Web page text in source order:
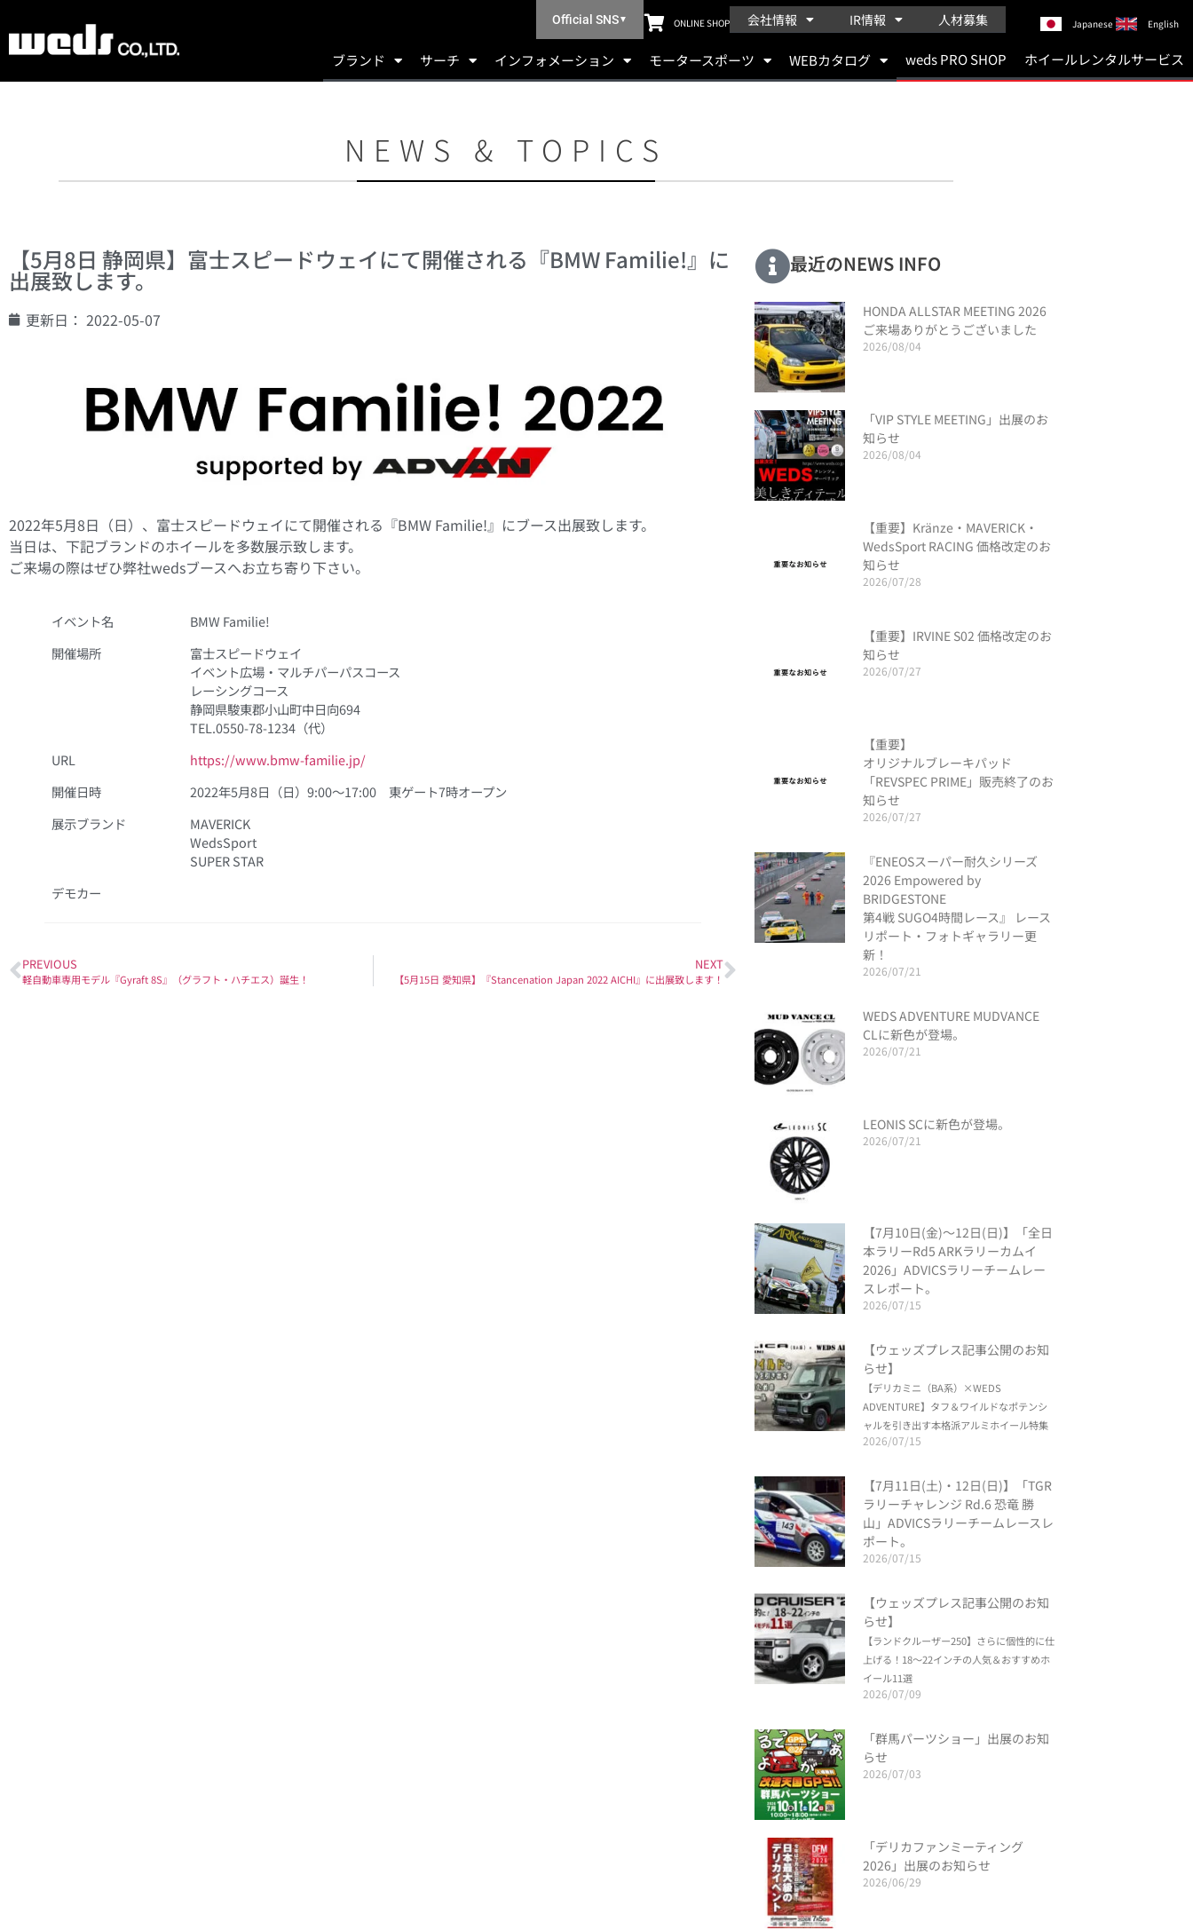
Official SNS▼ ONLINE SHOP 会社情報 IR情報 人材募集 Japanese English
ブランド サーチ インフォメーション モータースポーツ WEBカタログ weds PRO SHOP ホイールレンタルサービス
NEWS & TOPICS
【5月8日 静岡県】富士スピードウェイにて開催される『BMW Familie!』に
出展致します。
更新日： 2022-05-07
2022年5月8日（日）、富士スピードウェイにて開催される『BMW Familie!』にブース出展致します。
当日は、下記ブランドのホイールを多数展示致します。
ご来場の際はぜひ弊社wedsブースへお立ち寄り下さい。
イベント名
BMW Familie!
開催場所
富士スピードウェイ
イベント広場・マルチパーパスコース
レーシングコース
静岡県駿東郡小山町中日向694
TEL.0550-78-1234（代）
URL
https://www.bmw-familie.jp/
開催日時
2022年5月8日（日）9:00〜17:00 東ゲート7時オープン
展示ブランド
MAVERICK
WedsSport
SUPER STAR
デモカー
PREVIOUS
軽自動車専用モデル『Gyraft 8S』（グラフト・ハチエス）誕生！
NEXT
【5月15日 愛知県】『Stancenation Japan 2022 AICHI』に出展致します！
最近のNEWS INFO
HONDA ALLSTAR MEETING 2026
ご来場ありがとうございました
2026/08/04
「VIP STYLE MEETING」出展のお
知らせ
2026/08/04
【重要】Kränze・MAVERICK・
WedsSport RACING 価格改定のお
知らせ
2026/07/28
【重要】IRVINE S02 価格改定のお
知らせ
2026/07/27
【重要】
オリジナルブレーキパッド
「REVSPEC PRIME」販売終了のお
知らせ
2026/07/27
『ENEOSスーパー耐久シリーズ
2026 Empowered by
BRIDGESTONE
第4戦 SUGO4時間レース』 レース
リポート・フォトギャラリー更
新！
2026/07/21
WEDS ADVENTURE MUDVANCE
CLに新色が登場。
2026/07/21
LEONIS SCに新色が登場。
2026/07/21
【7月10日(金)〜12日(日)】「全日
本ラリーRd5 ARKラリーカムイ
2026」ADVICSラリーチームレー
スレポート。
2026/07/15
【ウェッズプレス記事公開のお知
らせ】
【デリカミニ（BA系）×WEDS
ADVENTURE】タフ＆ワイルドなポテンシ
ャルを引き出す本格派アルミホイール特集
2026/07/15
【7月11日(土)・12日(日)】「TGR
ラリーチャレンジ Rd.6 恐竜 勝
山」ADVICSラリーチームレースレ
ポート。
2026/07/15
【ウェッズプレス記事公開のお知
らせ】
【ランドクルーザー250】さらに個性的に仕
上げる！18～22インチの人気＆おすすめホ
イール11選
2026/07/09
「群馬パーツショー」出展のお知
らせ
2026/07/03
「デリカファンミーティング
2026」出展のお知らせ
2026/06/29